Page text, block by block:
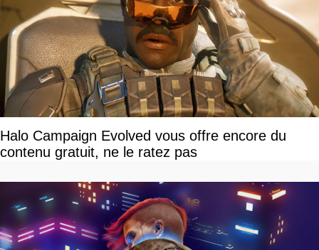
Halo Campaign Evolved vous offre encore du
contenu gratuit, ne le ratez pas